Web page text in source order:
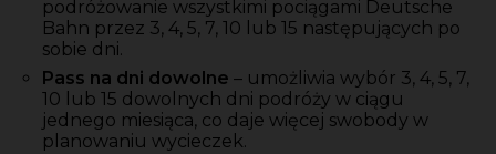
podróżowanie wszystkimi pociągami Deutsche
Bahn przez 3, 4, 5, 7, 10 lub 15 następujących po
sobie dni.
Pass na dni dowolne – umożliwia wybór 3, 4, 5, 7,
10 lub 15 dowolnych dni podróży w ciągu
jednego miesiąca, co daje więcej swobody w
planowaniu wycieczek.